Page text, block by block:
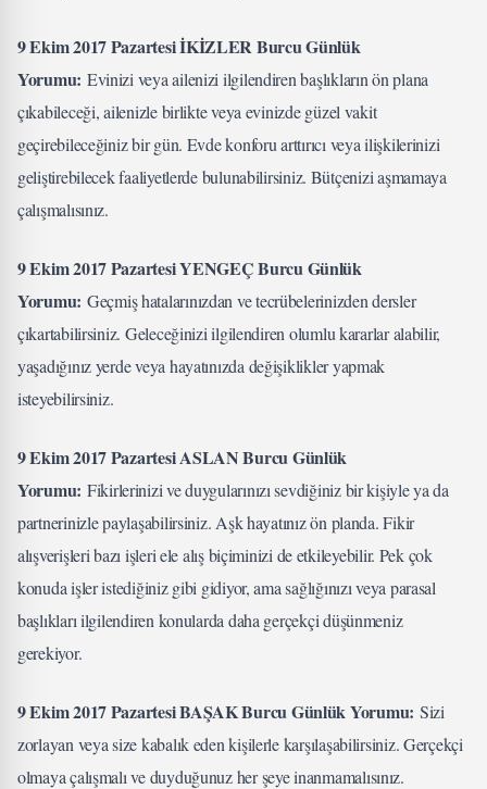
9 Ekim 2017 Pazartesi İKİZLER Burcu Günlük
Yorumu: Evinizi veya ailenizi ilgilendiren başlıkların ön plana
çıkabileceği, ailenizle birlikte veya evinizde güzel vakit
geçirebileceğiniz bir gün. Evde konforu arttırıcı veya ilişkilerinizi
geliştirebilecek faaliyetlerde bulunabilirsiniz. Bütçenizi aşmamaya
çalışmalısınız.
9 Ekim 2017 Pazartesi YENGEÇ Burcu Günlük
Yorumu: Geçmiş hatalarınızdan ve tecrübelerinizden dersler
çıkartabilirsiniz. Geleceğinizi ilgilendiren olumlu kararlar alabilir,
yaşadığınız yerde veya hayatınızda değişiklikler yapmak
isteyebilirsiniz.
9 Ekim 2017 Pazartesi ASLAN Burcu Günlük
Yorumu: Fikirlerinizi ve duygularınızı sevdiğiniz bir kişiyle ya da
partnerinizle paylaşabilirsiniz. Aşk hayatınız ön planda. Fikir
alışverişleri bazı işleri ele alış biçiminizi de etkileyebilir. Pek çok
konuda işler istediğiniz gibi gidiyor, ama sağlığınızı veya parasal
başlıkları ilgilendiren konularda daha gerçekçi düşünmeniz
gerekiyor.
9 Ekim 2017 Pazartesi BAŞAK Burcu Günlük Yorumu: Sizi
zorlayan veya size kabalık eden kişilerle karşılaşabilirsiniz. Gerçekçi
olmaya çalışmalı ve duyduğunuz her şeye inanmamalısınız.